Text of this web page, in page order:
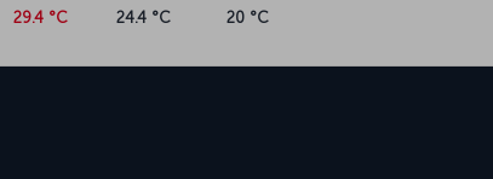
29.4 °C 24.4 °C 20 °C